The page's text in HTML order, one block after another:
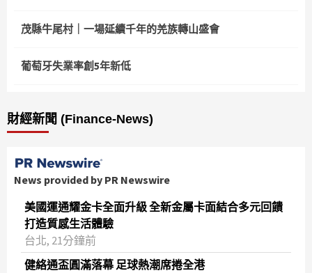
茂縣牛尾村｜一場延續千年的羌族轉山盛會
葡萄牙失業率創5年新低
財經新聞 (Finance-News)
News provided by PR Newswire
美國運通耀金卡全面升級 全新金屬卡面結合多元回饋
打造質感生活體驗
台北, 21分鐘前
健絡通盃圓滿落幕 足球熱潮席捲全港